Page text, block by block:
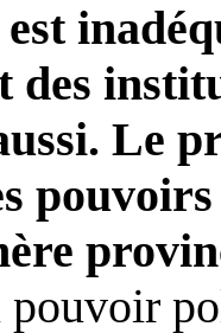
des
Le
pouvoir